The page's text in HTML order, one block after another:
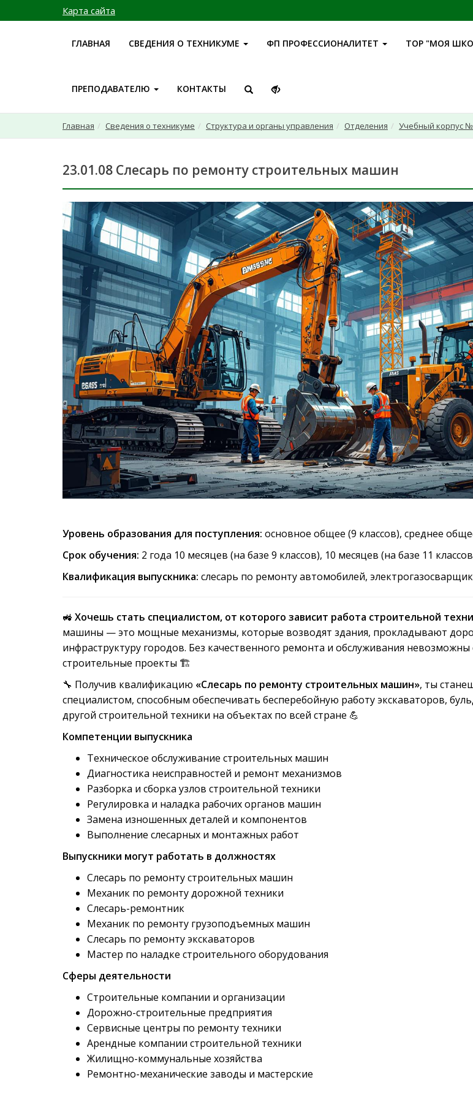
Карта сайта
ГЛАВНАЯ СВЕДЕНИЯ О ТЕХНИКУМЕ ФП ПРОФЕССИОНАЛИТЕТ ТОР "МОЯ
ПРЕПОДАВАТЕЛЮ КОНТАКТЫ
Главная Сведения о техникуме Структура и органы управления Отделения Учебный корпус
23.01.08 Слесарь по ремонту строительных машин
Уровень образования для поступления: основное общее (9 классов), среднее
Срок обучения: 2 года 10 месяцев (на базе 9 классов), 10 месяцев (на базе 11
Квалификация выпускника: слесарь по ремонту автомобилей, электрогазосварщик
🚜 Хочешь стать специалистом, от которого зависит работа строительной
машины — это мощные механизмы, которые возводят здания, прокладывают
инфраструктуру городов. Без качественного ремонта и обслуживания
строительные проекты 🏗️
🔧 Получив квалификацию «Слесарь по ремонту строительных машин», ты
специалистом, способным обеспечивать бесперебойную работу экскаваторов,
другой строительной техники на объектах по всей стране 💪
Компетенции выпускника
Техническое обслуживание строительных машин
Диагностика неисправностей и ремонт механизмов
Разборка и сборка узлов строительной техники
Регулировка и наладка рабочих органов машин
Замена изношенных деталей и компонентов
Выполнение слесарных и монтажных работ
Выпускники могут работать в должностях
Слесарь по ремонту строительных машин
Механик по ремонту дорожной техники
Слесарь-ремонтник
Механик по ремонту грузоподъемных машин
Слесарь по ремонту экскаваторов
Мастер по наладке строительного оборудования
Сферы деятельности
Строительные компании и организации
Дорожно-строительные предприятия
Сервисные центры по ремонту техники
Арендные компании строительной техники
Жилищно-коммунальные хозяйства
Ремонтно-механические заводы и мастерские